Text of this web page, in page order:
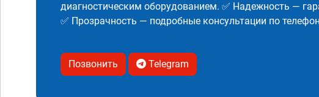
диагностическим оборудованием. ✅ Надежность —
✅ Прозрачность — подробные консультации по
Позвонить Telegram